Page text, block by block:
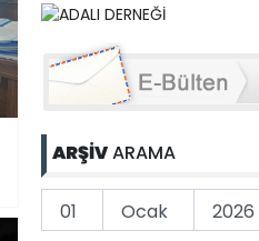
ARŞİVARAMA